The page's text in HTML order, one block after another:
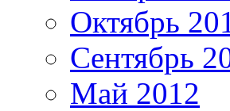
Октябрь
Сентябрь
Май 2012